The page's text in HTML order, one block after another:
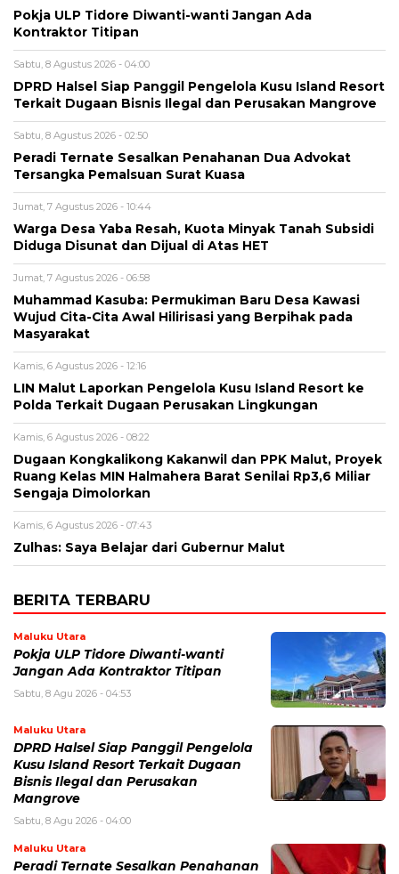
Pokja ULP Tidore Diwanti-wanti Jangan Ada
Kontraktor Titipan
Sabtu, 8 Agustus 2026 - 04:00
DPRD Halsel Siap Panggil Pengelola Kusu Island Resort
Terkait Dugaan Bisnis Ilegal dan Perusakan Mangrove
Sabtu, 8 Agustus 2026 - 02:50
Peradi Ternate Sesalkan Penahanan Dua Advokat
Tersangka Pemalsuan Surat Kuasa
Jumat, 7 Agustus 2026 - 10:44
Warga Desa Yaba Resah, Kuota Minyak Tanah Subsidi
Diduga Disunat dan Dijual di Atas HET
Jumat, 7 Agustus 2026 - 06:58
Muhammad Kasuba: Permukiman Baru Desa Kawasi
Wujud Cita-Cita Awal Hilirisasi yang Berpihak pada
Masyarakat
Kamis, 6 Agustus 2026 - 12:16
LIN Malut Laporkan Pengelola Kusu Island Resort ke
Polda Terkait Dugaan Perusakan Lingkungan
Kamis, 6 Agustus 2026 - 08:22
Dugaan Kongkalikong Kakanwil dan PPK Malut, Proyek
Ruang Kelas MIN Halmahera Barat Senilai Rp3,6 Miliar
Sengaja Dimolorkan
Kamis, 6 Agustus 2026 - 07:43
Zulhas: Saya Belajar dari Gubernur Malut
BERITA TERBARU
Maluku Utara
Pokja ULP Tidore Diwanti-wanti
Jangan Ada Kontraktor Titipan
Sabtu, 8 Agu 2026 - 04:53
Maluku Utara
DPRD Halsel Siap Panggil Pengelola
Kusu Island Resort Terkait Dugaan
Bisnis Ilegal dan Perusakan
Mangrove
Sabtu, 8 Agu 2026 - 04:00
Maluku Utara
Peradi Ternate Sesalkan Penahanan